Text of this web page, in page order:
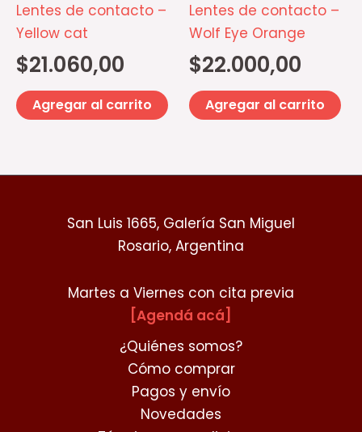
Lentes de contacto –
Yellow cat
$21.060,00
Agregar al carrito
Lentes de contacto –
Wolf Eye Orange
$22.000,00
Agregar al carrito
San Luis 1665, Galería San Miguel
Rosario, Argentina
Martes a Viernes con cita previa
[Agendá acá]
¿Quiénes somos?
Cómo comprar
Pagos y envío
Novedades